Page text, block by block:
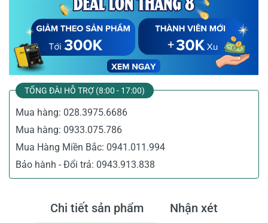
TỔNG ĐÀI HỖ TRỢ (8:00 - 17:00)
Mua hàng: 028.3975.6686
Mua hàng: 0933.075.786
Mua Hàng Miền Bắc: 0941.011.994
Bảo hành - Đổi trả: 0943.913.838
Chi tiết sản phẩm Nhận xét